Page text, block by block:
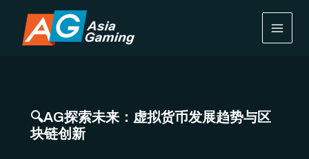
MAIN
🔍AG探索未来：虚拟货币发展趋势与区
块链创新